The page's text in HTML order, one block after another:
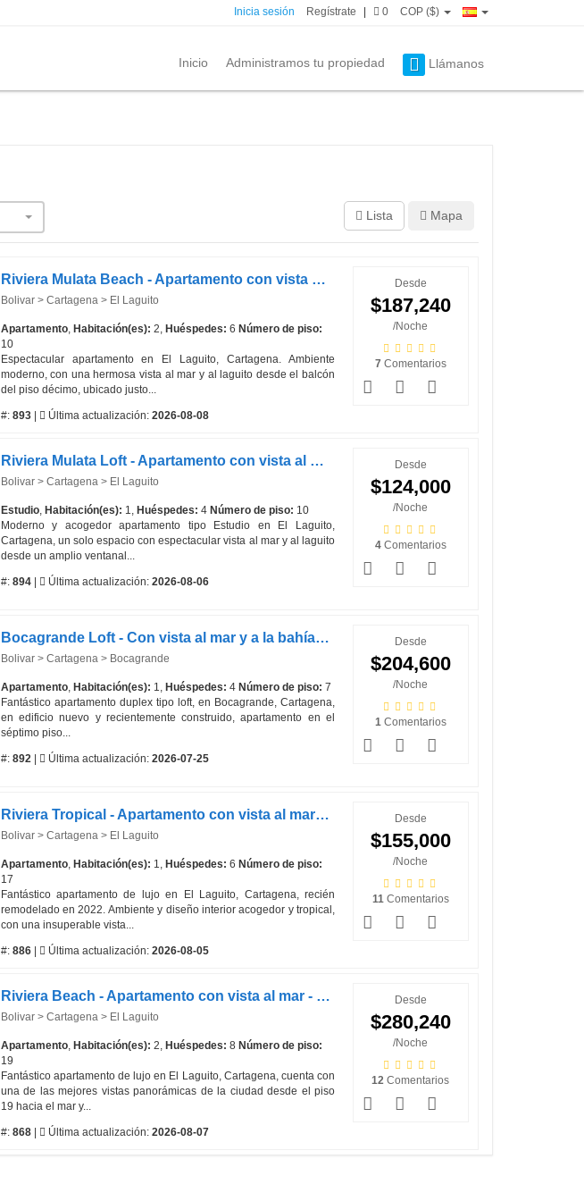
Inicia sesión Regístrate 0 COP ($)
Inicio Administramos tu propiedad Llámanos
Lista Mapa
Riviera Mulata Beach - Apartamento con vista al mar 1006ACON
Bolivar > Cartagena > El Laguito
Apartamento, Habitación(es): 2, Huéspedes: 6 Número de piso:
10
Espectacular apartamento en El Laguito, Cartagena. Ambiente
moderno, con una hermosa vista al mar y al laguito desde el balcón
del piso décimo, ubicado justo...
#: 893| Última actualización: 2026-08-08
Desde
$187,240
/Noche
7 Comentarios
Riviera Mulata Loft - Apartamento con vista al mar 1006B
Bolivar > Cartagena > El Laguito
Estudio, Habitación(es): 1, Huéspedes: 4 Número de piso: 10
Moderno y acogedor apartamento tipo Estudio en El Laguito,
Cartagena, un solo espacio con espectacular vista al mar y al laguito
desde un amplio ventanal...
#: 894| Última actualización: 2026-08-06
Desde
$124,000
/Noche
4Comentarios
Bocagrande Loft - Con vista al mar y a la bahía de Cartagena 702MGL
Bolivar > Cartagena > Bocagrande
Apartamento, Habitación(es): 1, Huéspedes: 4 Número de piso: 7
Fantástico apartamento duplex tipo loft, en Bocagrande, Cartagena,
en edificio nuevo y recientemente construido, apartamento en el
séptimo piso...
#: 892| Última actualización: 2026-07-25
Desde
$204,600
/Noche
1Comentarios
Riviera Tropical - Apartamento con vista al mar 1708CON
Bolivar > Cartagena > El Laguito
Apartamento, Habitación(es): 1, Huéspedes: 6 Número de piso:
17
Fantástico apartamento de lujo en El Laguito, Cartagena, recién
remodelado en 2022. Ambiente y diseño interior acogedor y tropical,
con una insuperable vista...
#: 886| Última actualización: 2026-08-05
Desde
$155,000
/Noche
11Comentarios
Riviera Beach - Apartamento con vista al mar - 1906CON
Bolivar > Cartagena > El Laguito
Apartamento, Habitación(es): 2, Huéspedes: 8 Número de piso:
19
Fantástico apartamento de lujo en El Laguito, Cartagena, cuenta con
una de las mejores vistas panorámicas de la ciudad desde el piso
19 hacia el mar y...
#: 868| Última actualización: 2026-08-07
Desde
$280,240
/Noche
12 Comentarios